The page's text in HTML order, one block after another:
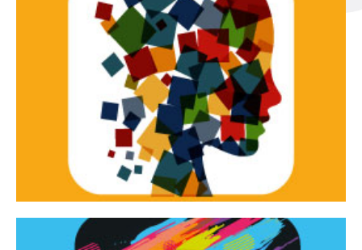
Tracce dinamiche
Tracce Dinamiche è una rassegna di teatro
d’innovazione e sperimentale.
Continua